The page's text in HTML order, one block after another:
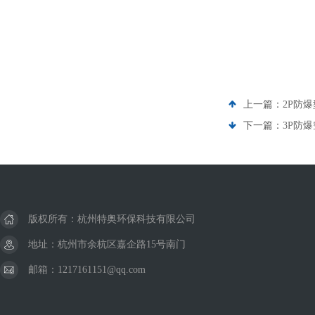
上一篇： 2P防
下一篇： 3P防
版权所有：杭州特奥环保科技有限公司
地址：杭州市余杭区嘉企路15号南门
邮箱：1217161151@qq.com